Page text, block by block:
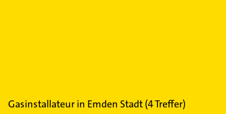
Gasinstallateurin Emden Stadt(4Treffer)